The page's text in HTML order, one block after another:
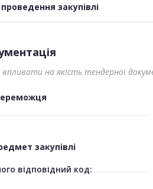
закупівлі
на якість тендерної
закупівлі
відповідний код: